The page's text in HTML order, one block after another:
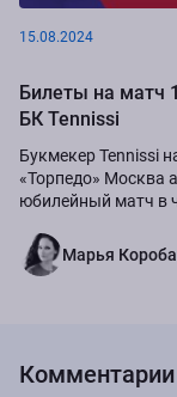
15.08.2024
Билеты на матч
БК Tennissi
Букмекер Tennissi
«Торпедо» Москва
юбилейный матч в
Марья